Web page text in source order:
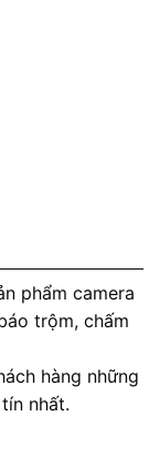
phẩm camera
trộm, chấm
hàng những
nhất.